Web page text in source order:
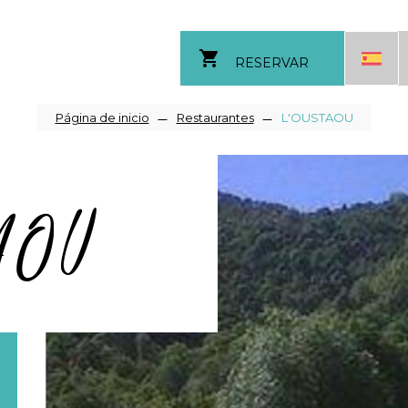
shopping_cart RESERVAR
Sobrescribir
enlaces
de
a
Página de inicio Restaurantes L'OUSTAOU